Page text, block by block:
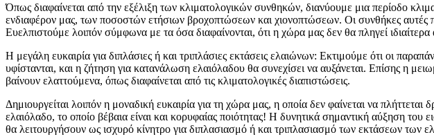
Όπως διαφαίνεται από την εξέλιξη των κλιματολογικών συνθηκών, διανύουμε μια περίοδο
ενδιαφέρον μας, των ποσοστών ετήσιων βροχοπτώσεων και χιονοπτώσεων. Οι συνθήκες αυτές
Ευελπιστούμε λοιπόν σύμφωνα με τα όσα διαφαίνονται, ότι η χώρα μας δεν θα πληγεί
Η μεγάλη ευκαιρία για διπλάσιες ή και τριπλάσιες εκτάσεις ελαιώνων: Εκτιμούμε ότι οι
υφίστανται, και η ζήτηση για κατανάλωση ελαιόλαδου θα συνεχίσει να αυξάνεται. Επίσης η
βαίνουν ελαττούμενα, όπως διαφαίνεται από τις κλιματολογικές διαπιστώσεις.
Δημιουργείται λοιπόν η μοναδική ευκαιρία για τη χώρα μας, η οποία δεν φαίνεται να
ελαιόλαδο, το οποίο βέβαια είναι και κορυφαίας ποιότητας! Η δυνητικά σημαντική αύξηση
θα λειτουργήσουν ως ισχυρό κίνητρο για διπλασιασμό ή και τριπλασιασμό των εκτάσεων των